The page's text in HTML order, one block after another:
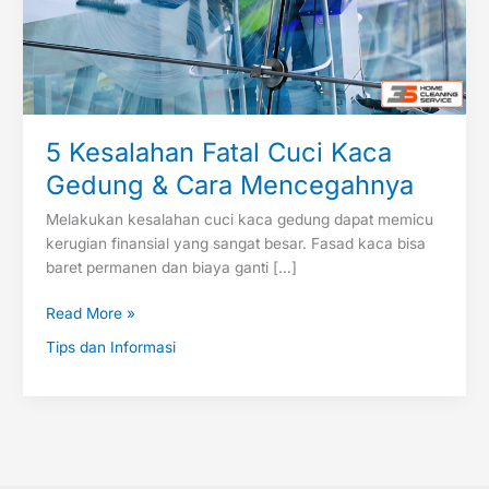
5 Kesalahan Fatal Cuci Kaca
Gedung & Cara Mencegahnya
Melakukan kesalahan cuci kaca gedung dapat memicu
kerugian finansial yang sangat besar. Fasad kaca bisa
baret permanen dan biaya ganti […]
Read More »
Tips dan Informasi